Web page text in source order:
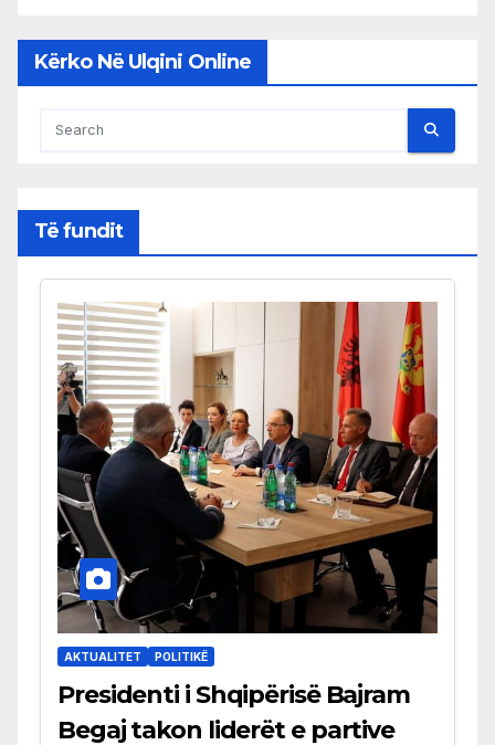
Kërko Në Ulqini Online
Të fundit
AKTUALITET POLITIKË
Presidenti i Shqipërisë Bajram
Begaj takon liderët e partive